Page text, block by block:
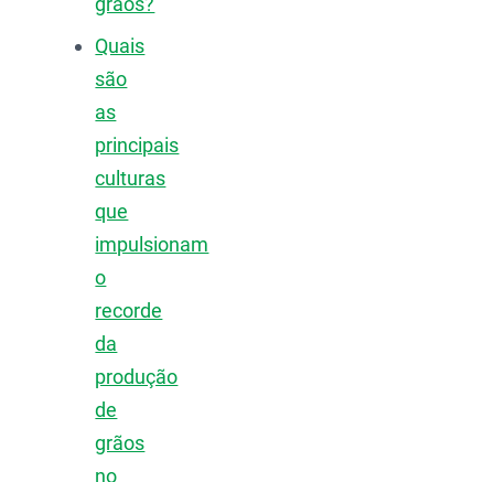
Quais
são
as
principais
culturas
que
impulsionam
o
recorde
da
produção
de
grãos
no